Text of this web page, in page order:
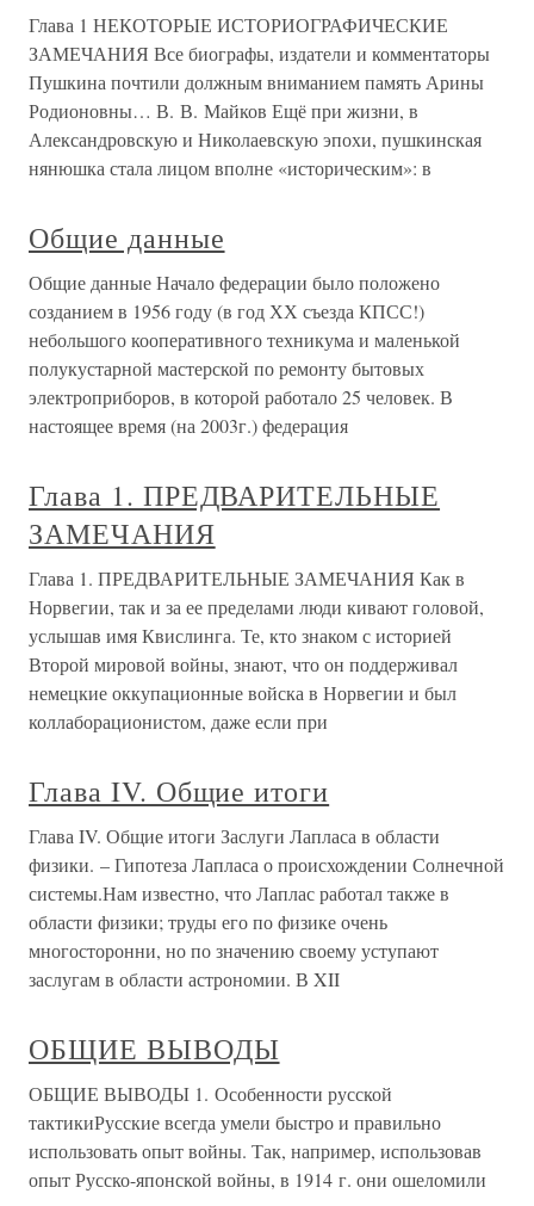
Глава 1 НЕКОТОРЫЕ ИСТОРИОГРАФИЧЕСКИЕ
ЗАМЕЧАНИЯ Все биографы, издатели и комментаторы
Пушкина почтили должным вниманием память Арины
Родионовны… В. В. Майков Ещё при жизни, в
Александровскую и Николаевскую эпохи, пушкинская
нянюшка стала лицом вполне «историческим»: в
Общие данные
Общие данные Начало федерации было положено
созданием в 1956 году (в год ХХ съезда КПСС!)
небольшого кооперативного техникума и маленькой
полукустарной мастерской по ремонту бытовых
электроприборов, в которой работало 25 человек. В
настоящее время (на 2003г.) федерация
Глава 1. ПРЕДВАРИТЕЛЬНЫЕ
ЗАМЕЧАНИЯ
Глава 1. ПРЕДВАРИТЕЛЬНЫЕ ЗАМЕЧАНИЯ Как в
Норвегии, так и за ее пределами люди кивают головой,
услышав имя Квислинга. Те, кто знаком с историей
Второй мировой войны, знают, что он поддерживал
немецкие оккупационные войска в Норвегии и был
коллаборационистом, даже если при
Глава IV. Общие итоги
Глава IV. Общие итоги Заслуги Лапласа в области
физики. – Гипотеза Лапласа о происхождении Солнечной
системы.Нам известно, что Лаплас работал также в
области физики; труды его по физике очень
многосторонни, но по значению своему уступают
заслугам в области астрономии. В XII
ОБЩИЕ ВЫВОДЫ
ОБЩИЕ ВЫВОДЫ 1. Особенности русской
тактикиРусские всегда умели быстро и правильно
использовать опыт войны. Так, например, использовав
опыт Русско-японской войны, в 1914 г. они ошеломили